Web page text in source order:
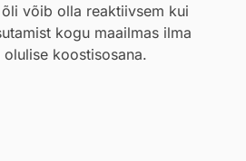
võib olla reaktiivsem kui
kogu maailmas ilma
koostisosana.